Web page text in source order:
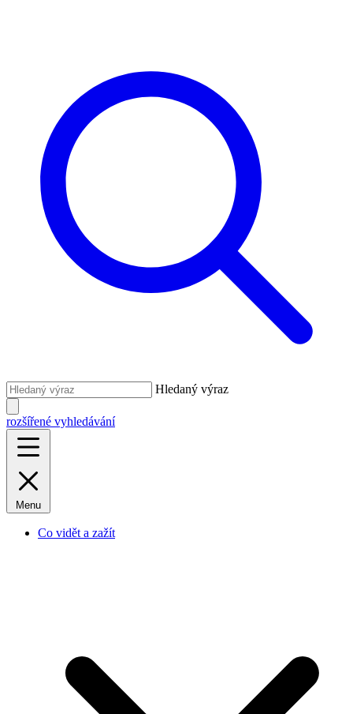
Hledaný výraz
rozšířené vyhledávání
Menu
Co vidět a zažít